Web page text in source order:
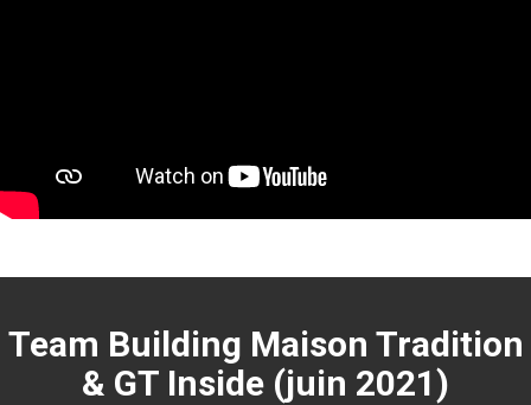
Team Building Maison Tradition
& GT Inside (juin 2021)